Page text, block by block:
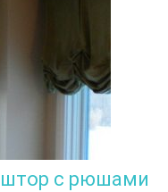
штор с рюшами